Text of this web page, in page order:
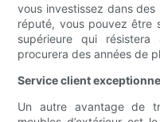
vous investissez dans
réputé, vous pouvez être
supérieure qui
procurera des années de
Service client
Un autre avantage de